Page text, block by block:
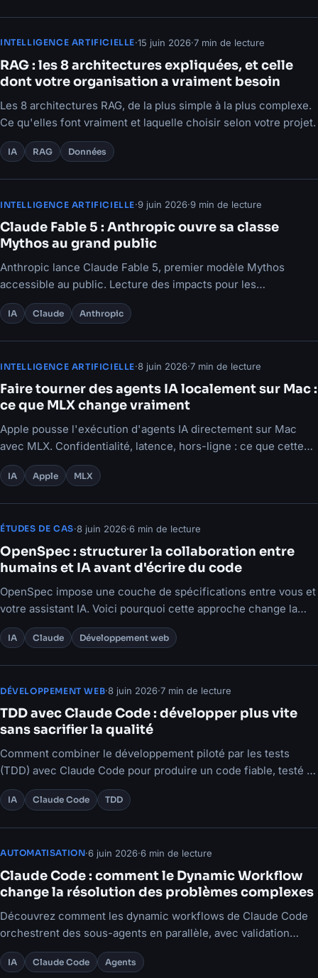
INTELLIGENCE ARTIFICIELLE·15 juin 2026·7 min de lecture
RAG : les 8 architectures expliquées, et celle
dont votre organisation a vraiment besoin
Les 8 architectures RAG, de la plus simple à la plus complexe.
Ce qu'elles font vraiment et laquelle choisir selon votre projet.
IA RAG Données
INTELLIGENCE ARTIFICIELLE·9 juin 2026·9 min de lecture
Claude Fable 5 : Anthropic ouvre sa classe
Mythos au grand public
Anthropic lance Claude Fable 5, premier modèle Mythos
accessible au public. Lecture des impacts pour les
organisations et les développeurs.
IA Claude Anthropic
INTELLIGENCE ARTIFICIELLE·8 juin 2026·7 min de lecture
Faire tourner des agents IA localement sur Mac :
ce que MLX change vraiment
Apple pousse l'exécution d'agents IA directement sur Mac
avec MLX. Confidentialité, latence, hors-ligne : ce que cette
approche change pour les pros.
IA Apple MLX
ÉTUDES DE CAS·8 juin 2026·6 min de lecture
OpenSpec : structurer la collaboration entre
humains et IA avant d'écrire du code
OpenSpec impose une couche de spécifications entre vous et
votre assistant IA. Voici pourquoi cette approche change la
donne pour les équipes techniques.
IA Claude Développement web
DÉVELOPPEMENT WEB·8 juin 2026·7 min de lecture
TDD avec Claude Code : développer plus vite
sans sacrifier la qualité
Comment combiner le développement piloté par les tests
(TDD) avec Claude Code pour produire un code fiable, testé et
maintenable.
IA Claude Code TDD
AUTOMATISATION·6 juin 2026·6 min de lecture
Claude Code : comment le Dynamic Workflow
change la résolution des problèmes complexes
Découvrez comment les dynamic workflows de Claude Code
orchestrent des sous-agents en parallèle, avec validation
croisée et relance.
IA Claude Code Agents